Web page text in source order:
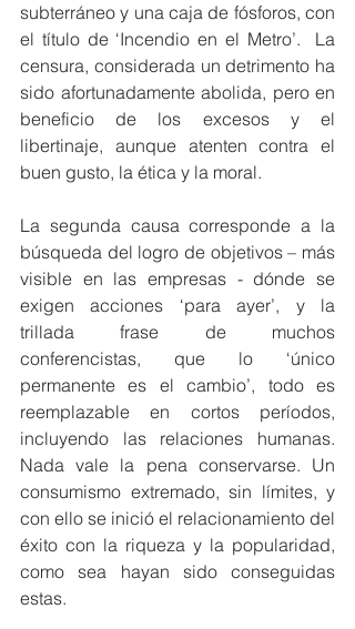
subterráneo y una caja de fósforos, con
el título de ‘Incendio en el Metro’.  La
censura, considerada un detrimento ha
sido afortunadamente abolida, pero en
beneficio de los excesos y el
libertinaje, aunque atenten contra el
buen gusto, la ética y la moral.
La segunda causa corresponde a la
búsqueda del logro de objetivos – más
visible en las empresas - dónde se
exigen acciones ‘para ayer’, y la
trillada frase de muchos
conferencistas, que lo ‘único
permanente es el cambio’, todo es
reemplazable en cortos períodos,
incluyendo las relaciones humanas.
Nada vale la pena conservarse. Un
consumismo extremado, sin límites, y
con ello se inició el relacionamiento del
éxito con la riqueza y la popularidad,
como sea hayan sido conseguidas
estas.